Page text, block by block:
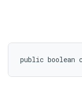
public boolean